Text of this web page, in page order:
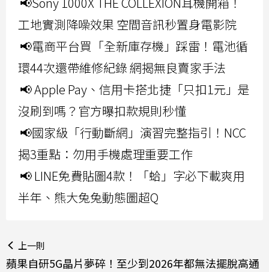
工地實測降噪效果 空間音訊秒置身電影院
📢電商平台買「全新庫存機」踩雷！電池循
環44次還帶維修紀錄 網揭無良賣家手法
📢 Apple Pay、信用卡搭北捷「只扣1元」是
沒刷到嗎？官方曝扣款規則秒懂
📢國家級「行動斷網」演習完整指引！NCC
揭3重點：勿用手機處理重要工作
📢 LINE免費貼圖4款！「蛤」字必下載爽用
半年、熊大兔兔動態圖超Q
上一則
蘋果自研5G晶片夢碎！至少到2026年都無法擺脫高通